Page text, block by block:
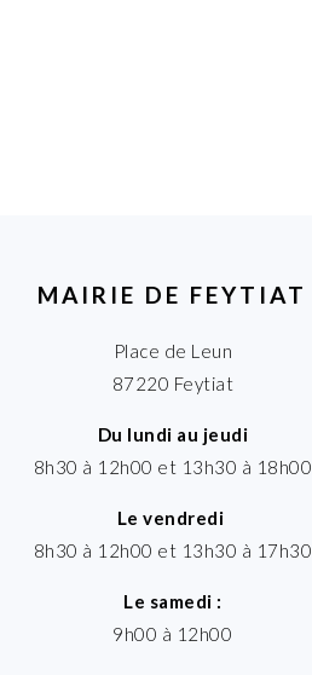
MAIRIE DE FEYTIAT
Place de Leun
87220 Feytiat
Du lundi au jeudi
8h30 à 12h00 et 13h30 à 18h00
Le vendredi
8h30 à 12h00 et 13h30 à 17h30
Le samedi :
9h00 à 12h00